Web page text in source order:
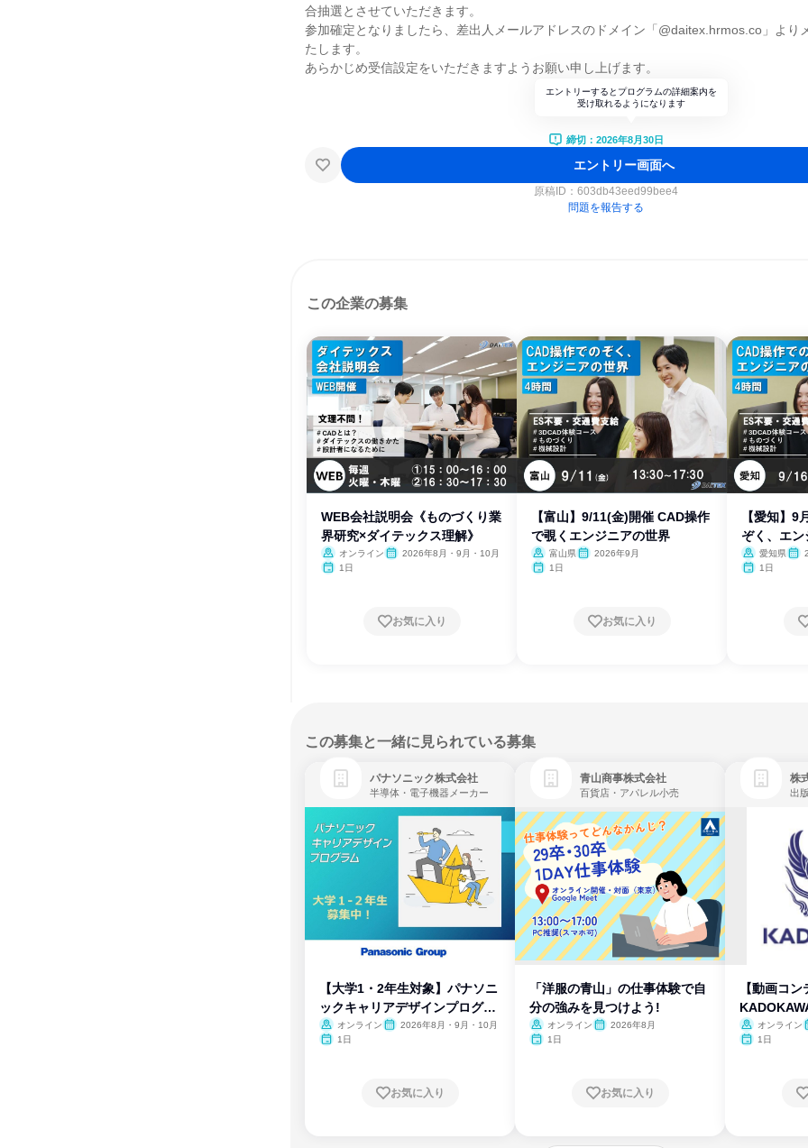
合抽選とさせていただきます。
参加確定となりましたら、差出人メールアドレスのドメイン「@daitex.hrmos.co」より
たします。
あらかじめ受信設定をいただきますようお願い申し上げます。
エントリーするとプログラムの詳細案内を
受け取れるようになります
締切：2026年8月30日
エントリー画面へ
原稿ID： 603db43eed99bee4
問題を報告する
この企業の募集
WEB会社説明会《ものづくり業
界研究×ダイテックス理解》
オンライン
2026年8月・9月・10月
1日
お気に入り
【富山】9/11(金)開催 CAD操作
で覗くエンジニアの世界
富山県
2026年9月
1日
お気に入り
【愛知】9
ぞく、エ
愛知県
1日
この募集と一緒に見られている募集
パナソニック株式会社
半導体・電子機器メーカー
【大学1・2年生対象】パナソニ
ックキャリアデザインプログラ
ム
オンライン
2026年8月・9月・10月
1日
お気に入り
青山商事株式会社
百貨店・アパレル小売
「洋服の青山」の仕事体験で自
分の強みを見つけよう!
オンライン
2026年8月
1日
お気に入り
株
出
【動画コン
オンライン
1日